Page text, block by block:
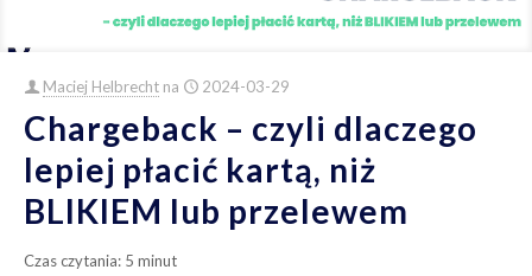
Maciej Helbrecht na 2024-03-29
Chargeback – czyli dlaczego
lepiej płacić kartą, niż
BLIKIEM lub przelewem
Czas czytania: 5 minut